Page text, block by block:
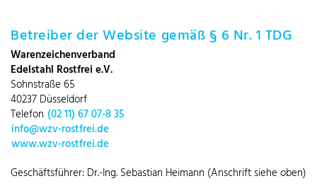
Betreiber der Website gemäß § 6 Nr. 1 TDG
Warenzeichenverband
Edelstahl Rostfrei e.V.
Sohnstraße 65
40237 Düsseldorf
Telefon (02 11) 67 07-8 35
info@wzv-rostfrei.de
www.wzv-rostfrei.de
Geschäftsführer: Dr.-Ing. Sebastian Heimann (Anschrift siehe oben)